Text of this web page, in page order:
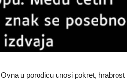
u porodicu unosi pokret, hrabrost